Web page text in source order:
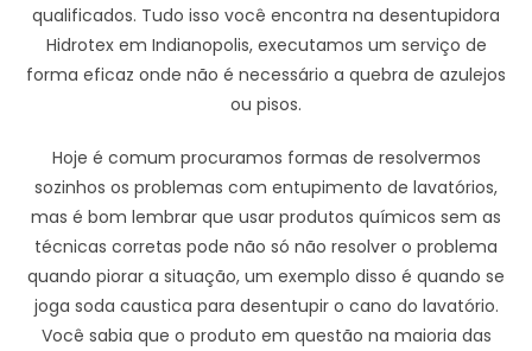
qualificados. Tudo isso você encontra na desentupidora
Hidrotex em Indianopolis, executamos um serviço de
forma eficaz onde não é necessário a quebra de azulejos
ou pisos.
Hoje é comum procuramos formas de resolvermos
sozinhos os problemas com entupimento de lavatórios,
mas é bom lembrar que usar produtos químicos sem as
técnicas corretas pode não só não resolver o problema
quando piorar a situação, um exemplo disso é quando se
joga soda caustica para desentupir o cano do lavatório.
Você sabia que o produto em questão na maioria das